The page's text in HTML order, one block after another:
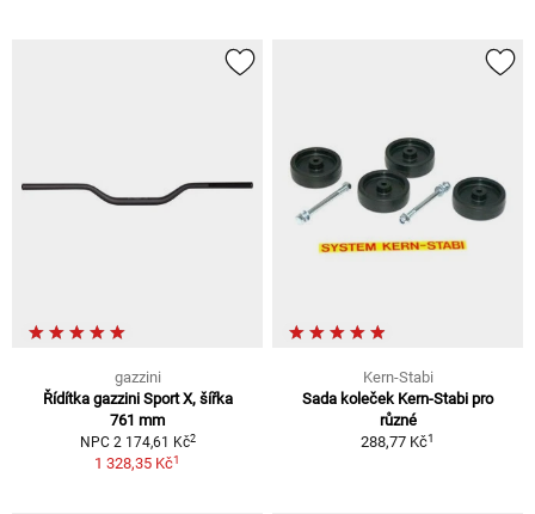
gazzini
Řídítka gazzini Sport X, šířka
761 mm
NPC 2 174,61 Kč2
1 328,35 Kč1
Kern-Stabi
Sada koleček Kern-Stabi pro
různé
288,77 Kč1